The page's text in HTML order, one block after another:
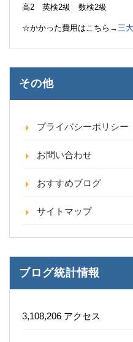
高2 英検2級 数検2級
☆かかった費用はこちら→三
その他
プライバシーポリシー
お問い合わせ
おすすめブログ
サイトマップ
ブログ統計情報
3,108,206 アクセス